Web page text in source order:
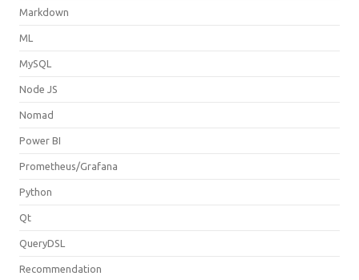
Markdown
ML
MySQL
Node JS
Nomad
Power BI
Prometheus/Grafana
Python
Qt
QueryDSL
Recommendation